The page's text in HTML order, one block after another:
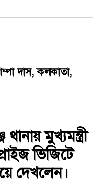
দাস, কলকাতা,
মুখ্যমন্ত্রী
ভিজিটে
দেখলেন।